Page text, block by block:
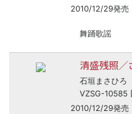
2010/12/29発売
舞踊歌謡
清盛残照／
石垣まさひろ
VZSG-10585
2010/12/29発売